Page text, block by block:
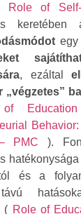
Role of
egy
, ezáltal
„végzetes”
– PMC).
és a
( Role of